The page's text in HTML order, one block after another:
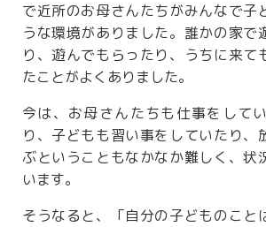
で近所のお母さんたちがみんなで子
うな環境がありました。誰かの家で
り、遊んでもらったり、うちに来て
たことがよくありました。
今は、お母さんたちも仕事をして
り、子どもも習い事をしていたり、
ぶということもなかなか難しく、状
います。
そうなると、「自分の子どものこと